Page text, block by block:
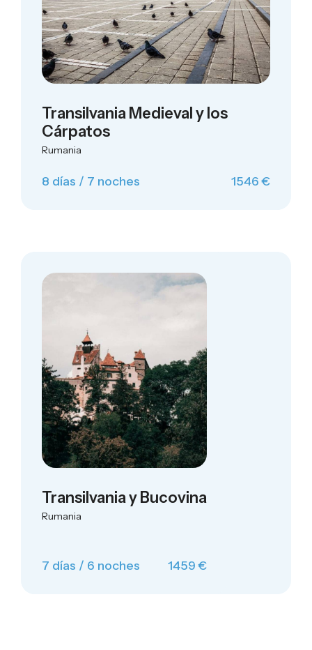
Transilvania Medieval y los
Cárpatos
Rumania
8 días / 7 noches 1546 €
Transilvania y Bucovina
Rumania
7 días / 6 noches 1459 €